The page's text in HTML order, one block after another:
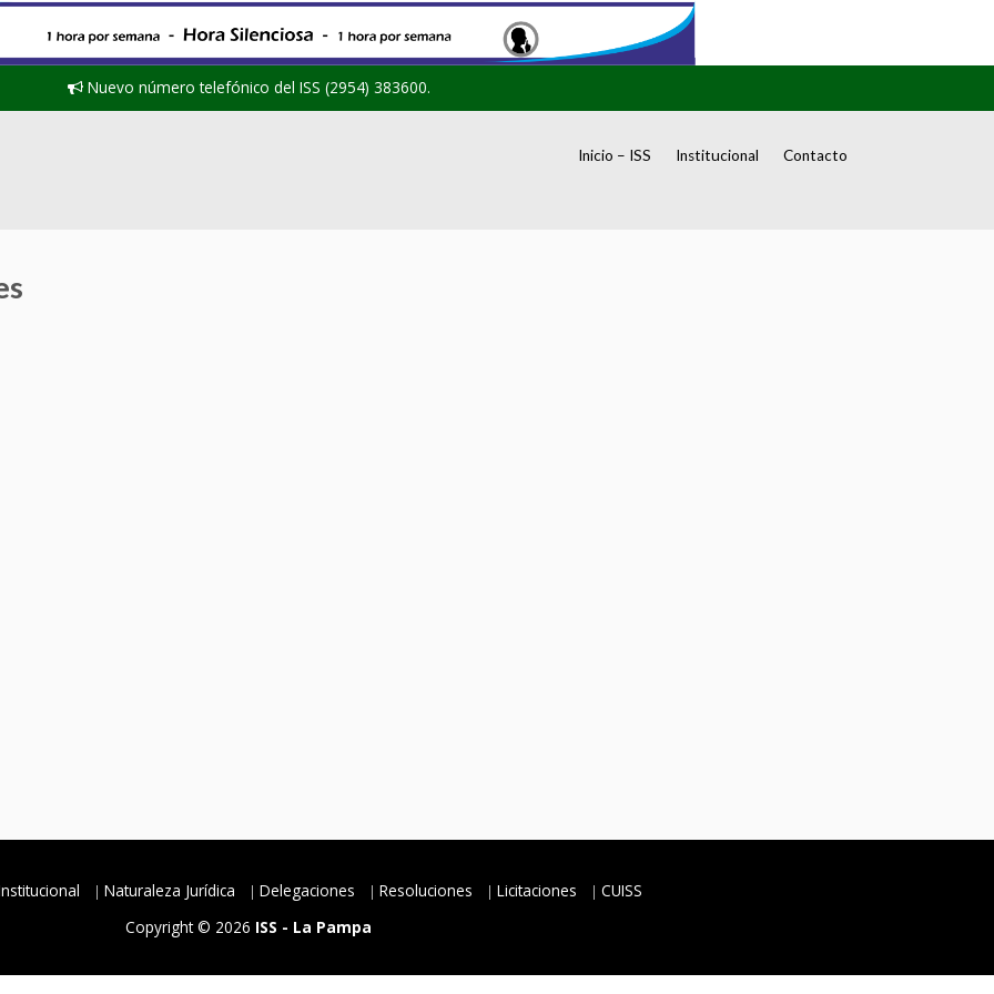
Nuevo número telefónico del ISS (2954) 383600.
Inicio – ISS Institucional Contacto
Naturaleza Jurídica Delegaciones Resoluciones Licitaciones
CUISS
Copyright © 2026 ISS - La Pampa